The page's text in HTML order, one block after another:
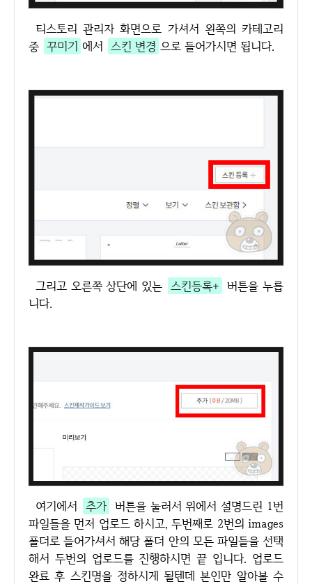
티스토리 관리자 화면으로 가셔서 왼쪽의 카테고리
중 꾸미기 에서 스킨 변경 으로 들어가시면 됩니다.
그리고 오른쪽 상단에 있는 스킨등록+ 버튼을 누릅
니다.
여기에서 추가 버튼을 눌러서 위에서 설명드린 1번
파일들을 먼저 업로드 하시고, 두번째로 2번의 images
폴더로 들어가셔서 해당 폴더 안의 모든 파일들을 선택
해서 두번의 업로드를 진행하시면 끝 입니다. 업로드
완료 후 스킨명을 정하시게 될텐데 본인만 알아볼 수